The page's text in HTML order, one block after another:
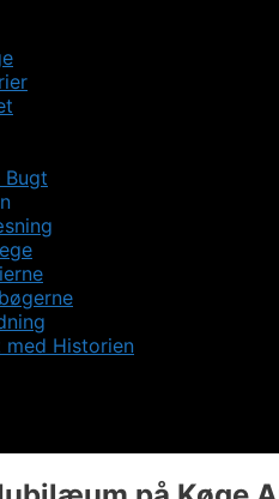
Bugt
med Historien